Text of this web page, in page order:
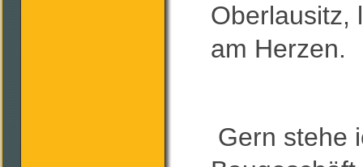
Oberlausitz,
am Herzen.
Gern stehe